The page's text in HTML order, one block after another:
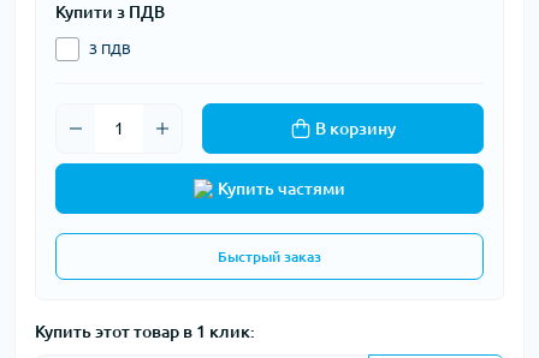
Купити з ПДВ
З ПДВ
В корзину
Купить частями
Быстрый заказ
Купить этот товар в 1 клик: